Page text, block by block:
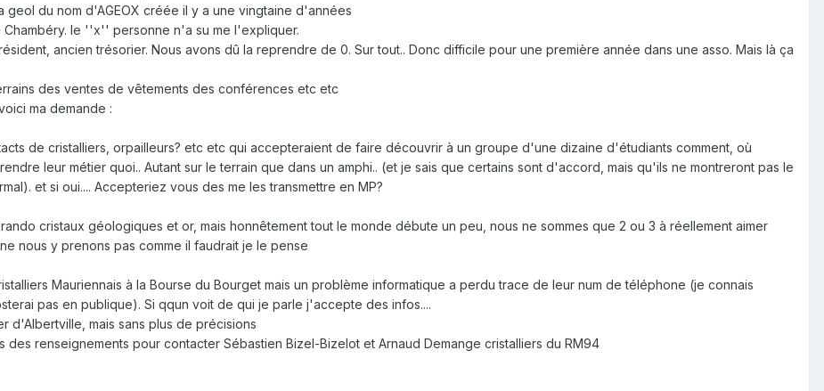
geol du nom d'AGEOX créée il y a une vingtaine d'années
le ''x'' personne n'a su me l'expliquer.
ancien trésorier. Nous avons dû la reprendre de 0. Sur tout.. Donc difficile pour une première année dans une asso. Mais là ça
des ventes de vêtements des conférences etc etc
ma demande :
de cristalliers, orpailleurs? etc etc qui accepteraient de faire découvrir à un groupe d'une dizaine d'étudiants comment, où
leur métier quoi.. Autant sur le terrain que dans un amphi.. (et je sais que certains sont d'accord, mais qu'ils ne montreront pas le
et si oui.... Accepteriez vous des me les transmettre en MP?
cristaux géologiques et or, mais honnêtement tout le monde débute un peu, nous ne sommes que 2 ou 3 à réellement aimer
nous y prenons pas comme il faudrait je le pense
Mauriennais à la Bourse du Bourget mais un problème informatique a perdu trace de leur num de téléphone (je connais
pas en publique). Si qqun voit de qui je parle j'accepte des infos....
d'Albertville, mais sans plus de précisions
des renseignements pour contacter Sébastien Bizel-Bizelot et Arnaud Demange cristalliers du RM94